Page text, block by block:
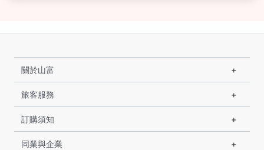
關於山富
旅客服務
訂購須知
同業與企業